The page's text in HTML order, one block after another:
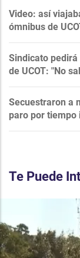
Video: así
ómnibus de
Sindicato
de UCOT: "No
Secuestraron a
paro por tiempo
Te Puede